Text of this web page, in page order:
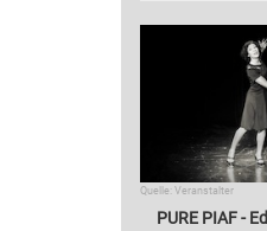
Quelle: Veranstalter
PURE PIAF -